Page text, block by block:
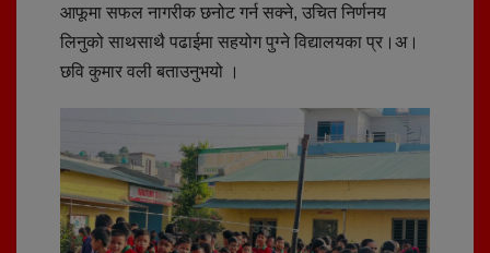
आफूमा सफल नागरीक छनोट गर्न सक्ने, उचित निर्णनय
लिनुको साथसाथै पढाईमा सहयोग पुग्ने विद्यालयका प्र।अ।
छवि कुमार वली बताउनुभयो ।